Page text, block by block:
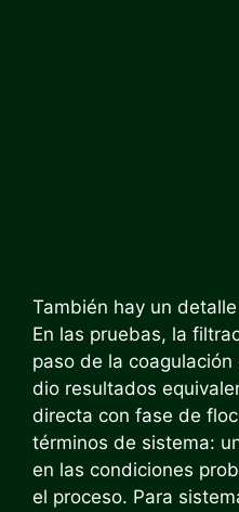
También hay un
En las pruebas, la
paso de la
dio resultados
directa con fase de
términos de sistema:
en las condiciones
el proceso. Para